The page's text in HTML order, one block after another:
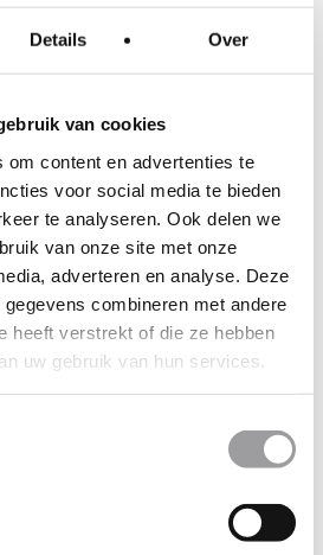
Details Over
van cookies
om content en advertenties te
voor social media te bieden
te analyseren. Ook delen we
van onze site met onze
adverteren en analyse. Deze
combineren met andere
heeft verstrekt of die ze hebben
uw gebruik van hun services.